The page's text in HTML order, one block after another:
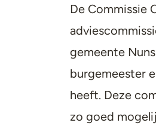
De Commissie
gemeente
burgemeester
heeft. Deze
zo goed